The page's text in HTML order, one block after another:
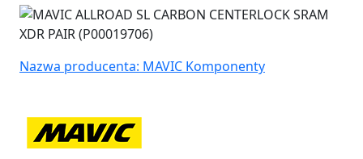
Nazwa producenta: MAVIC Komponenty